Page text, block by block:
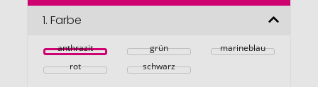
Bildgalerie
1. Farbe
anthrazit grün
marineblau
rot
schwarz